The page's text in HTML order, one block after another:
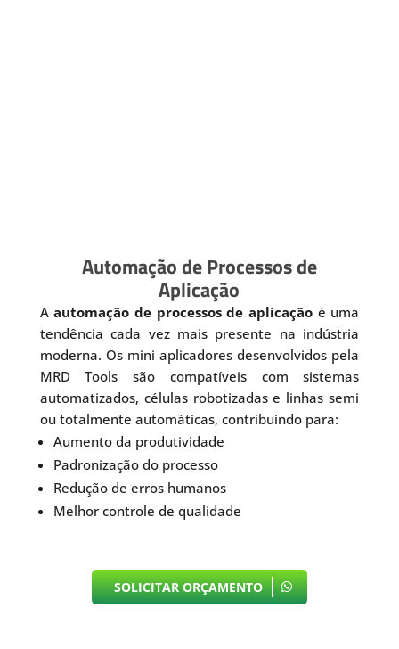
Automação de Processos de
Aplicação
Aautomação de processos de aplicaçãoé uma
tendência cada vez mais presente na indústria
moderna. Os mini aplicadores desenvolvidos pela
MRD Tools são compatíveis com sistemas
automatizados, células robotizadas e linhas semi
ou totalmente automáticas, contribuindo para:
Aumento da produtividade
Padronização do processo
Redução de erros humanos
Melhor controle de qualidade
SOLICITAR ORÇAMENTO